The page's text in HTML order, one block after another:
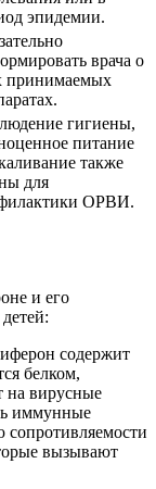
эпидемии.
врача о
принимаемых
гигиены,
питание
также
для
ОРВИ.
и его
содержит
белком,
на вирусные
иммунные
сопротивляемости
вызывают